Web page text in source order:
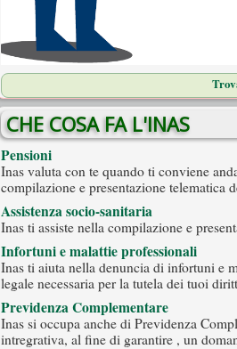
CHE COSA FA L'INAS
Pensioni
Inas valuta con te quando ti conviene
compilazione e presentazione telematica
Assistenza socio-sanitaria
Inas ti assiste nella compilazione e
Infortuni e malattie professionali
Inas ti aiuta nella denuncia di infortuni e
legale necessaria per la tutela dei tuoi
Previdenza Complementare
Inas si occupa anche di Previdenza
intregrativa, al fine di garantire , un